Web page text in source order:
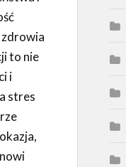
zdrowia
to nie
i
stres